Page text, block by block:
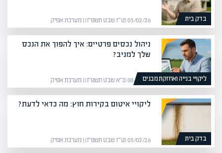
בדק בית 03/02/26 (ט״ז שבט תשפ״ו) | מערכת אפיק
ליקויי בנייה ואחזקת מבנים
ניהול נכסים פרטיים: איך להפוך את הנכס
שלך למניב?
08/02/26 (כ״א שבט תשפ״ו) | מערכת אפיק
בדק בית
ליקויי איטום בקירות חוץ: מה כדאי לדעת?
03/02/26 (ט״ז שבט תשפ״ו) | מערכת אפיק